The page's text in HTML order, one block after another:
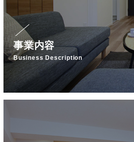
事業内容
Business Description